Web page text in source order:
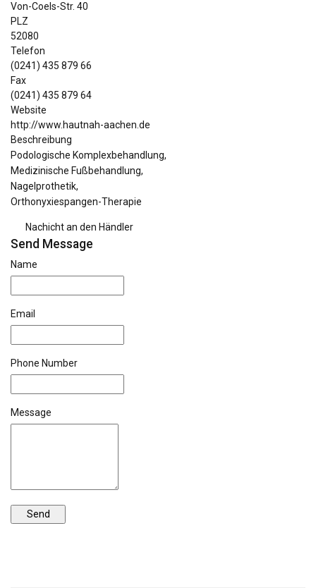
Von-Coels-Str. 40
PLZ
52080
Telefon
(0241) 435 879 66
Fax
(0241) 435 879 64
Website
http://www.hautnah-aachen.de
Beschreibung
Podologische Komplexbehandlung,
Medizinische Fußbehandlung,
Nagelprothetik,
Orthonyxiespangen-Therapie
Nachicht an den Händler
Send Message
Name
Email
Phone Number
Message